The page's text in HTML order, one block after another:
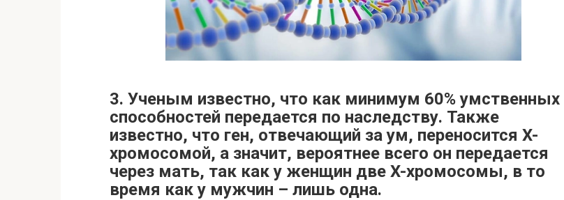
3. Ученым известно, что как минимум 60% умственных
способностей передается по наследству. Также
известно, что ген, отвечающий за ум, переносится X-
хромосомой, а значит, вероятнее всего он передается
через мать, так как у женщин две X-хромосомы, в то
время как у мужчин – лишь одна.